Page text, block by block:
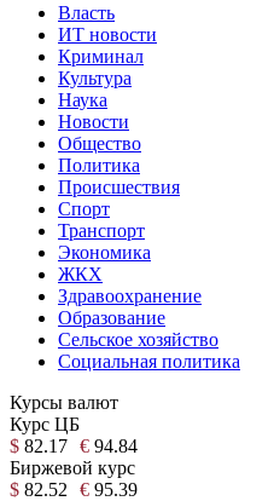
Власть
ИТ новости
Криминал
Культура
Наука
Новости
Общество
Политика
Происшествия
Спорт
Транспорт
Экономика
ЖКХ
Здравоохранение
Образование
Сельское хозяйство
Социальная политика
Курсы валют
Курс ЦБ
$ 82.17 € 94.84
Биржевой курс
$ 82.52 € 95.39